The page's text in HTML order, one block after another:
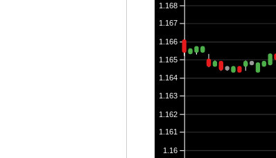
1.16
1.161
1.162
1.163
1.164
1.165
1.166
1.167
1.168